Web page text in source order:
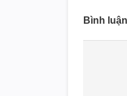
Bình luận